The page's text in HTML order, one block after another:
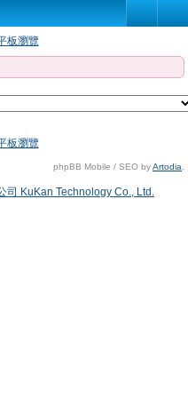
板瀏覽
板瀏覽
phpBB Mobile / SEO byArtodia
司 KuKan Technology Co., Ltd.